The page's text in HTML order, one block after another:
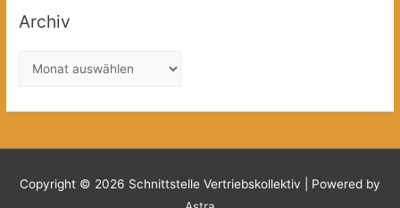
Archiv
c
v
Copyright © 2026 Schnittstelle Vertriebskollektiv | Powered by